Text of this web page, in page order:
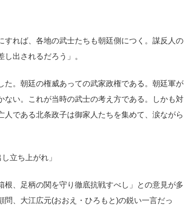
すれば、各地の武士たちも朝廷側につく。謀反人の
出されるだろう」。
。朝廷の権威あっての武家政権である。朝廷軍が
い。これが当時の武士の考え方である。しかも対
である北条政子は御家人たちを集めて、涙ながら
立ち上がれ」
、足柄の関を守り徹底抗戦すべし」との意見が多
、大江広元(おおえ・ひろもと)の鋭い一言だっ